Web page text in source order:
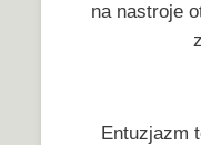
na nastroje
Entuzjazm